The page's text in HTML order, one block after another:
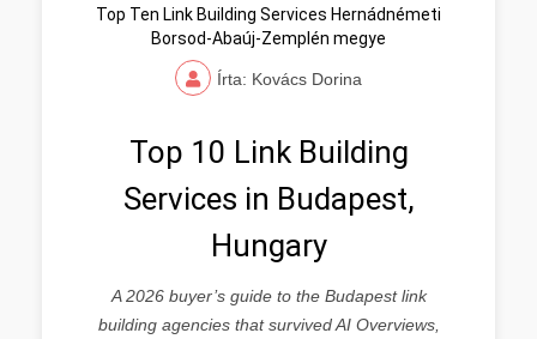
Top Ten Link Building Services Hernádnémeti
Borsod-Abaúj-Zemplén megye
Írta: Kovács Dorina
Top 10 Link Building
Services in Budapest,
Hungary
A 2026 buyer’s guide to the Budapest link
building agencies that survived AI Overviews,